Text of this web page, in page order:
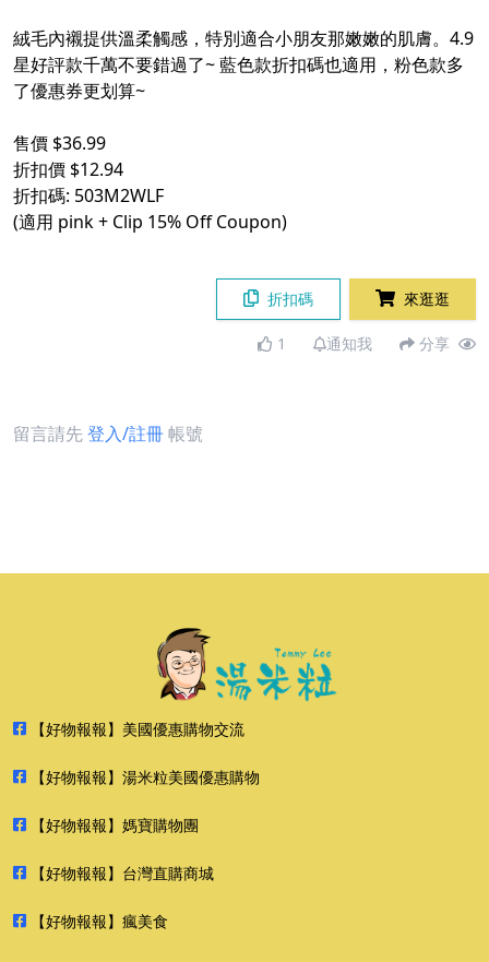
絨毛內襯提供溫柔觸感，特別適合小朋友那嫩嫩的肌膚。4.9
星好評款千萬不要錯過了~ 藍色款折扣碼也適用，粉色款多
了優惠券更划算~
售價 $36.99
折扣價 $12.94
折扣碼: 503M2WLF
(適用 pink + Clip 15% Off Coupon)
折扣碼 來逛逛
1 通知我 分享
留言請先登入/註冊帳號
【好物報報】美國優惠購物交流
【好物報報】湯米粒美國優惠購物
【好物報報】媽寶購物團
【好物報報】台灣直購商城
【好物報報】瘋美食